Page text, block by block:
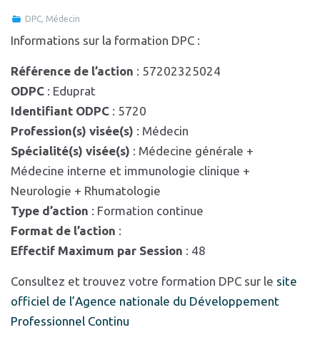
DPC, Médecin
Informations sur la formation DPC :
Référence de l’action : 57202325024
ODPC : Eduprat
Identifiant ODPC : 5720
Profession(s) visée(s) : Médecin
Spécialité(s) visée(s) : Médecine générale +
Médecine interne et immunologie clinique +
Neurologie + Rhumatologie
Type d’action : Formation continue
Format de l’action :
Effectif Maximum par Session : 48
Consultez et trouvez votre formation DPC sur le site
officiel de l’Agence nationale du Développement
Professionnel Continu